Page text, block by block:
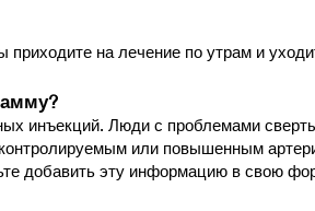
на лечение по утрам и
инъекций. Люди с проблемами
или повышенным
добавить эту информацию в свою